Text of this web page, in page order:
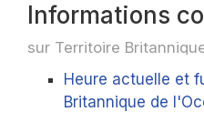
Informations
sur Territoire
Heure actuelle et
Britannique de